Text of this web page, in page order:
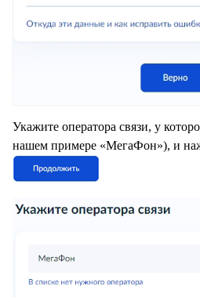
Укажите оператора связи, у
нашем примере «МегаФон»), и